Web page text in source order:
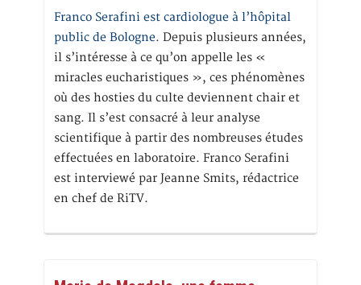
Franco Serafini est cardiologue à l’hôpital
public de Bologne. Depuis plusieurs années,
il s’intéresse à ce qu’on appelle les «
miracles eucharistiques », ces phénomènes
où des hosties du culte deviennent chair et
sang. Il s’est consacré à leur analyse
scientifique à partir des nombreuses études
effectuées en laboratoire. Franco Serafini
est interviewé par Jeanne Smits, rédactrice
en chef de RiTV.